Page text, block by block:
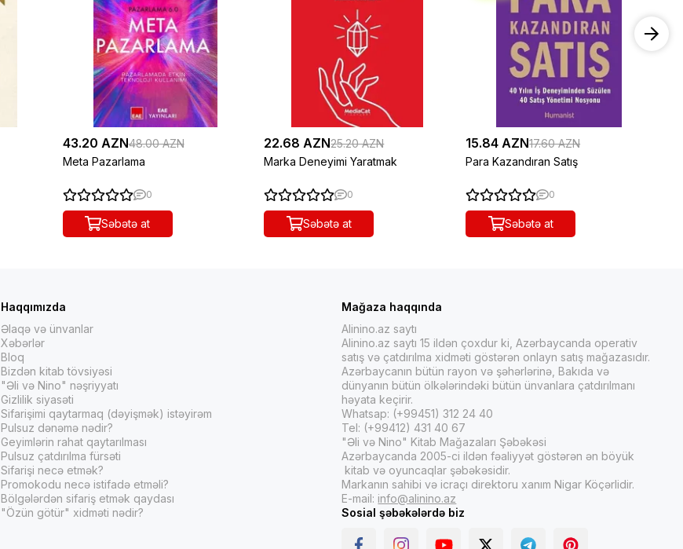
43.20 AZN48.00 AZN
Meta Pazarlama
0
Səbətə at
22.68 AZN25.20 AZN
Marka Deneyimi Yaratmak
0
Səbətə at
15.84 AZN17.60 AZN
Para Kazandıran Satış
0
Səbətə at
Haqqımızda
Əlaqə və ünvanlar
Xəbərlər
Bloq
Bizdən kitab tövsiyəsi
"Əli və Nino" nəşriyyatı
Gizlilik siyasəti
Sifarişimi qaytarmaq (dəyişmək) istəyirəm
Pulsuz dənəmə nədir?
Geyimlərin rahat qaytarılması
Pulsuz çatdırılma fürsəti
Sifarişi necə etmək?
Promokodu necə istifadə etməli?
Bölgələrdən sifariş etmək qaydası
"Özün götür" xidməti nədir?
Mağaza haqqında
Alinino.az saytı
Alinino.az saytı 15 ildən çoxdur ki, Azərbaycanda operativ
satış və çatdırılma xidməti göstərən onlayn satış mağazasıdır.
Azərbaycanın bütün rayon və şəhərlərinə, Bakıda və
dünyanın bütün ölkələrindəki bütün ünvanlara çatdırılmanı
həyata keçirir.
Whatsap: (+99451) 312 24 40
Tel: (+99412) 431 40 67
"Əli və Nino" Kitab Mağazaları Şəbəkəsi
Azərbaycanda 2005-ci ildən fəaliyyət göstərən ən böyük
kitab və oyuncaqlar şəbəkəsidir.
Markanın sahibi və icraçı direktoru xanım Nigar Köçərlidir.
E-mail: info@alinino.az
Sosial şəbəkələrdə biz